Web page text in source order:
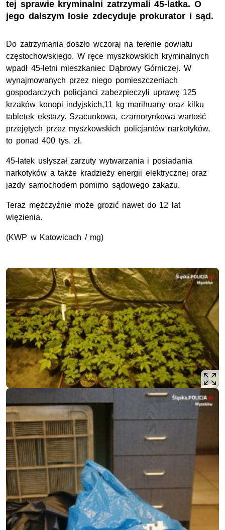
tej sprawie kryminalni zatrzymali 45-latka. O
jego dalszym losie zdecyduje prokurator i sąd.
Do zatrzymania doszło wczoraj na terenie powiatu
częstochowskiego. W ręce myszkowskich kryminalnych
wpadł 45-letni mieszkaniec Dąbrowy Górniczej. W
wynajmowanych przez niego pomieszczeniach
gospodarczych policjanci zabezpieczyli uprawę 125
krzaków konopi indyjskich,11 kg marihuany oraz kilku
tabletek ekstazy. Szacunkowa, czarnorynkowa wartość
przejętych przez myszkowskich policjantów narkotyków,
to ponad 400 tys. zł.
45-latek usłyszał zarzuty wytwarzania i posiadania
narkotyków a także kradzieży energii elektrycznej oraz
jazdy samochodem pomimo sądowego zakazu.
Teraz mężczyźnie może grozić nawet do 12 lat
więzienia.
(KWP w Katowicach / mg)